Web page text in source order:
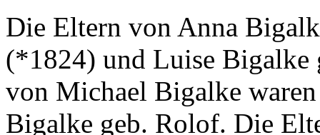
Die Eltern von Anna
(*1824) und Luise Bigalke
von Michael Bigalke
Bigalke geb. Rolof. Die